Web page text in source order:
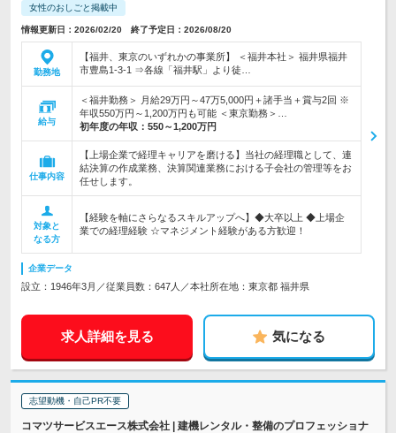
女性のおしごと掲載中
情報更新日：2026/02/20 終了予定日：2026/08/20
勤務地
【福井、東京のいずれかの事業所】 ＜福井本社＞ 福井県福井
市豊島1-3-1 ⇒各線「福井駅」より徒…
給与
＜福井勤務＞ 月給29万円～47万5,000円＋諸手当＋賞与2回 ※
年収550万円～1,200万円も可能 ＜東京勤務＞…
初年度の年収： 550～1,200万円
仕事内容
【上場企業で経理キャリアを磨ける】当社の経理職として、連
結決算の作成業務、決算関連業務における子会社の管理等をお
任せします。
対象と
なる方
【経験を軸にさらなるスキルアップへ】◆大卒以上 ◆上場企
業での経理経験 ☆マネジメント経験がある方歓迎！
企業データ
設立：1946年3月／従業員数：647人／本社所在地：東京都 福井県
求人詳細を見る 気になる
志望動機・自己PR不要
コマツサービスエース株式会社 | 建機レンタル・整備のプロフェッショナ